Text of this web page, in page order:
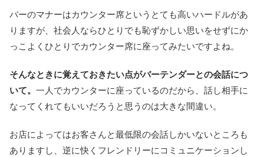
バーのマナーはカウンター席というとても高いハードルがあ
りますが、社会人ならひとりでも恥ずかしい思いをせずにか
っこよくひとりでカウンター席に座ってみたいですよね。
そんなときに覚えておきたい点がバーテンダーとの会話につ
いて。 一人でカウンターに座っているのだから、話し相手に
なってくれてもいいだろうと思うのは大きな間違い。
お店によってはお客さんと最低限の会話しかいないところも
ありますし、逆に快くフレンドリーにコミュニケーションし